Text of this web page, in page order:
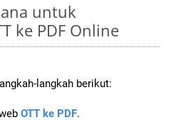
untuk
ke PDF Online
langkah berikut:
OTT ke PDF.